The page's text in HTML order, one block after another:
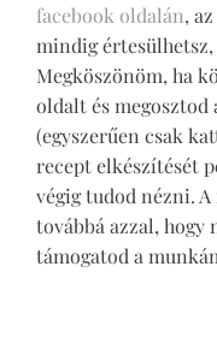
facebook oldalán, az
mindig
Megköszönöm, ha
oldalt és megosztod
(egyszerűen csak
recept elkészítését
végig tudod nézni.
továbbá azzal,
támogatod a